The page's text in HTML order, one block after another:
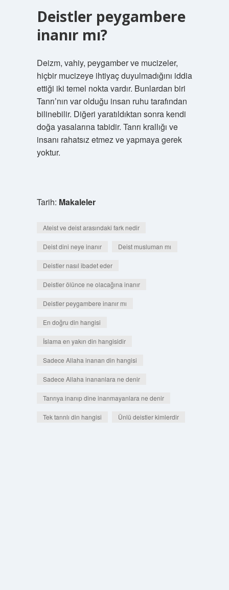
Deistler peygambere
inanır mı?
Deizm, vahiy, peygamber ve mucizeler,
hiçbir mucizeye ihtiyaç duyulmadığını iddia
ettiği iki temel nokta vardır. Bunlardan biri
Tanrı’nın var olduğu insan ruhu tarafından
bilinebilir. Diğeri yaratıldıktan sonra kendi
doğa yasalarına tabidir. Tanrı krallığı ve
insanı rahatsız etmez ve yapmaya gerek
yoktur.
Tarih: Makaleler
Ateist ve deist arasındaki fark nedir
Deist dini neye inanır Deist musluman mı
Deistler nasıl ibadet eder
Deistler ölünce ne olacağına inanır
Deistler peygambere inanır mı
En doğru din hangisi
İslama en yakın din hangisidir
Sadece Allaha inanan din hangisi
Sadece Allaha inananlara ne denir
Tanrıya inanıp dine inanmayanlara ne denir
Tek tanrılı din hangisi Ünlü deistler kimlerdir